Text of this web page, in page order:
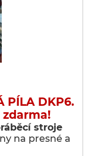
PÍLA DKP6.
stroje
na presné a